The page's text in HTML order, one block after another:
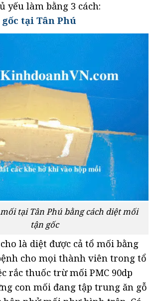
yếu làm bằng 3 cách:
tại Tân Phú
tại Tân Phú bằng cách diệt mối
tận gốc
là diệt được cả tổ mối bằng
cho mọi thành viên trong tổ
rắc thuốc trừ mối PMC 90dp
con mối đang tập trung ăn gỗ